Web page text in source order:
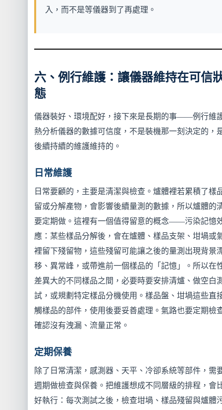
入，而不是等儀器到了再處理。
六、例行維護：讓儀器維持在可信
態
儀器裝好、環境配好，接下來是長期的事——例行維
熱分析儀器的數據可信度，不是裝機那一刻決定的，
後續持續的維護維持的。
日常維護
日常要顧的，主要是清潔與檢查。爐體裡若累積了樣
留或分解產物，會影響後續量測的數據，所以爐體的
要定期做。這裡有一個值得留意的概念——污染記憶
應：某些樣品分解後，會在爐體、樣品支架、坩堝或
裡留下殘留物，這些殘留可能讓之後的量測出現背景
移、異常峰，或帶進前一個樣品的「記憶」。所以在
差異大的不同樣品之間，必要時要安排清爐、做空白
試，或規劃特定樣品分機使用。樣品盤、坩堝這些直
觸樣品的部件，使用後要妥善處理。氣路也要定期檢
確認沒有洩漏、流量正常。
定期保養
除了日常清潔，感測器、天平、冷卻系統等部件，需
週期做檢查與保養。把維護想成不同層級的排程，會
好執行：每次測試之後，檢查坩堝、樣品殘留與爐體